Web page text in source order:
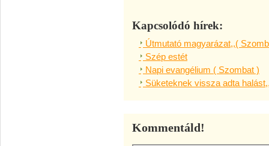
Kapcsolódó hírek:
Útmutató magyarázat,,(
Szép estét
Napi evangélium ( Szombat )
Süketeknek vissza adta
Kommentáld!